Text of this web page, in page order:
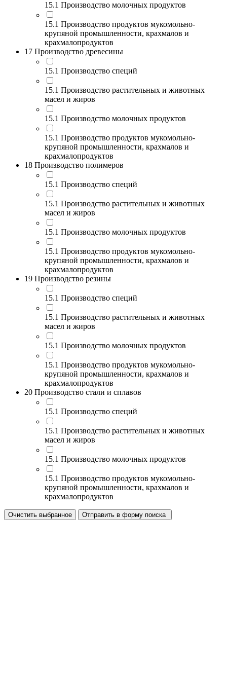
15.1 Производство молочных продуктов
15.1 Производство продуктов мукомольно-
крупяной промышленности, крахмалов и
крахмалопродуктов
17 Производство древесины
15.1 Производство специй
15.1 Производство растительных и животных
масел и жиров
15.1 Производство молочных продуктов
15.1 Производство продуктов мукомольно-
крупяной промышленности, крахмалов и
крахмалопродуктов
18 Производство полимеров
15.1 Производство специй
15.1 Производство растительных и животных
масел и жиров
15.1 Производство молочных продуктов
15.1 Производство продуктов мукомольно-
крупяной промышленности, крахмалов и
крахмалопродуктов
19 Производство резины
15.1 Производство специй
15.1 Производство растительных и животных
масел и жиров
15.1 Производство молочных продуктов
15.1 Производство продуктов мукомольно-
крупяной промышленности, крахмалов и
крахмалопродуктов
20 Производство стали и сплавов
15.1 Производство специй
15.1 Производство растительных и животных
масел и жиров
15.1 Производство молочных продуктов
15.1 Производство продуктов мукомольно-
крупяной промышленности, крахмалов и
крахмалопродуктов